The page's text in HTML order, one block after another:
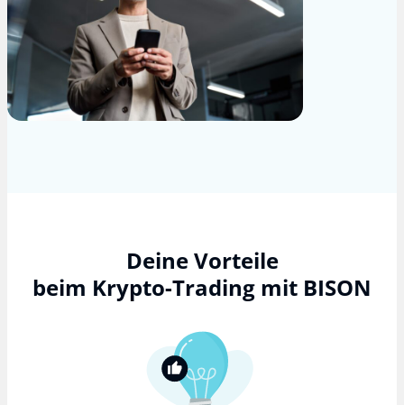
Deine Vorteile
beim Krypto-Trading mit BISON